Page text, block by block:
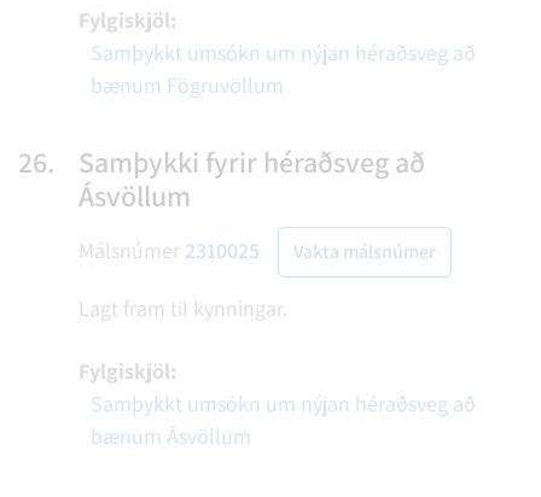
Fylgiskjöl:
Samþykkt umsókn um nýjan héraðsveg að
bænum Fögruvöllum
26.
Samþykki fyrir héraðsveg að
Ásvöllum
Málsnúmer 2310025 Vakta málsnúmer
Lagt fram til kynningar.
Fylgiskjöl:
Samþykkt umsókn um nýjan héraðsveg að
bænum Ásvöllum